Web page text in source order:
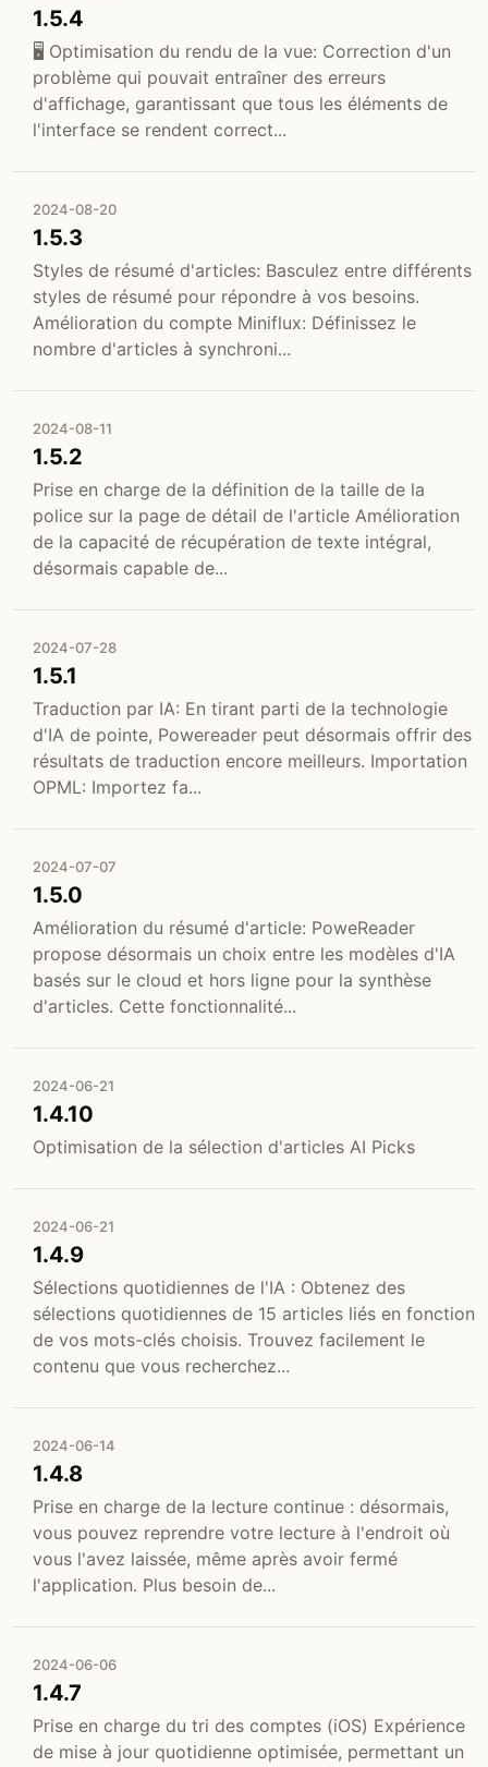
1.5.4
🖥️ Optimisation du rendu de la vue: Correction d'un
problème qui pouvait entraîner des erreurs
d'affichage, garantissant que tous les éléments de
l'interface se rendent correct...
2024-08-20
1.5.3
Styles de résumé d'articles: Basculez entre différents
styles de résumé pour répondre à vos besoins.
Amélioration du compte Miniflux: Définissez le
nombre d'articles à synchroni...
2024-08-11
1.5.2
Prise en charge de la définition de la taille de la
police sur la page de détail de l'article Amélioration
de la capacité de récupération de texte intégral,
désormais capable de...
2024-07-28
1.5.1
Traduction par IA: En tirant parti de la technologie
d'IA de pointe, Powereader peut désormais offrir des
résultats de traduction encore meilleurs. Importation
OPML: Importez fa...
2024-07-07
1.5.0
Amélioration du résumé d'article: PoweReader
propose désormais un choix entre les modèles d'IA
basés sur le cloud et hors ligne pour la synthèse
d'articles. Cette fonctionnalité...
2024-06-21
1.4.10
Optimisation de la sélection d'articles AI Picks
2024-06-21
1.4.9
Sélections quotidiennes de l'IA : Obtenez des
sélections quotidiennes de 15 articles liés en fonction
de vos mots-clés choisis. Trouvez facilement le
contenu que vous recherchez...
2024-06-14
1.4.8
Prise en charge de la lecture continue : désormais,
vous pouvez reprendre votre lecture à l'endroit où
vous l'avez laissée, même après avoir fermé
l'application. Plus besoin de...
2024-06-06
1.4.7
Prise en charge du tri des comptes (iOS) Expérience
de mise à jour quotidienne optimisée, permettant un